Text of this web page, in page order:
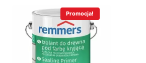
Promocja!